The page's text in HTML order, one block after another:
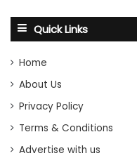
Quick Links
Home
About Us
Privacy Policy
Terms & Conditions
Advertise with us